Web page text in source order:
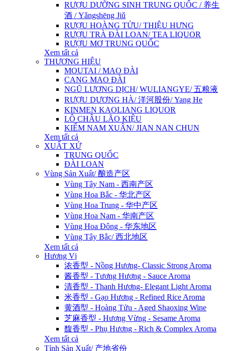
RƯỢU DƯỠNG SINH TRUNG QUỐC / 养生
酒 / Yǎngshēng Jiǔ
RƯỢU HOÀNG TỬU/ THIỆU HƯNG
RƯỢU TRÀ ĐÀI LOAN/ TEA LIQUOR
RƯỢU MƠ TRUNG QUỐC
Xem tất cả
THƯƠNG HIỆU
MOUTAI / MAO ĐÀI
CANG MAO ĐÀI
NGŨ LƯƠNG DỊCH/ WULIANGYE/ 五粮液
RƯỢU DƯƠNG HÀ/ 洋河股份/ Yang He
KINMEN KAOLIANG LIQUOR
LÔ CHÂU LÃO KIỆU
KIẾM NAM XUÂN/ JIAN NAN CHUN
Xem tất cả
XUẤT XỨ
TRUNG QUỐC
ĐÀI LOAN
Vùng Sản Xuất/ 酿造产区
Vùng Tây Nam - 西南产区
Vùng Hoa Bắc - 华北产区
Vùng Hoa Trung - 华中产区
Vùng Hoa Nam - 华南产区
Vùng Hoa Đông - 华东地区
Vùng Tây Bắc/ 西北地区
Xem tất cả
Hương Vị
浓香型 - Nồng Hương- Classic Strong Aroma
酱香型 - Tương Hương - Sauce Aroma
清香型 - Thanh Hương- Elegant Light Aroma
米香型 - Gạo Hương - Refined Rice Aroma
黄酒型 - Hoàng Tửu - Aged Shaoxing Wine
芝麻香型 - Hương Vừng - Sesame Aroma
馥香型 - Phụ Hương - Rich & Complex Aroma
Xem tất cả
Tỉnh Sản Xuất/ 产地省份